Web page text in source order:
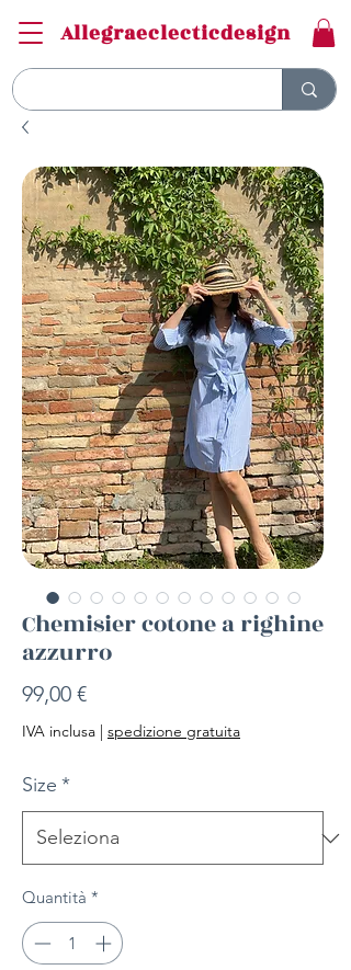
Allegraeclecticdesign
Chemisier cotone a righine
azzurro
99,00 €Prezzo
IVA inclusa | spedizione gratuita
Size *
Quantità *